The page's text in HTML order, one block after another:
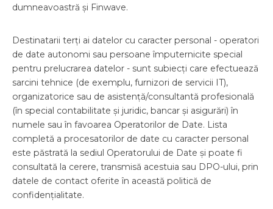
dumneavoastră și Finwave.
Destinatarii terți ai datelor cu caracter personal - operatori
de date autonomi sau persoane împuternicite special
pentru prelucrarea datelor - sunt subiecți care efectuează
sarcini tehnice (de exemplu, furnizori de servicii IT),
organizatorice sau de asistență/consultantă profesională
(în special contabilitate și juridic, bancar și asigurări) în
numele sau în favoarea Operatorilor de Date. Lista
completă a procesatorilor de date cu caracter personal
este păstrată la sediul Operatorului de Date și poate fi
consultată la cerere, transmisă acestuia sau DPO-ului, prin
datele de contact oferite în această politică de
confidențialitate.